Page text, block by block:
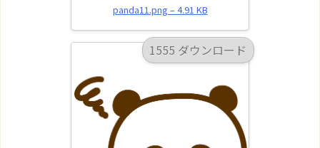
panda11.png – 4.91 KB
1555 ダウンロード